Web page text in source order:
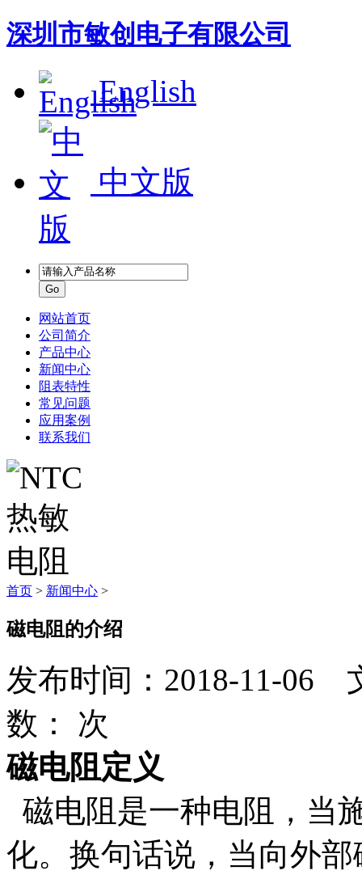
深圳市敏创电子有限公司
English
中文版
网站首页
公司简介
产品中心
新闻中心
阻表特性
常见问题
应用案例
联系我们
首页 > 新闻中心 >
磁电阻的介绍
发布时间：2018-11-06
数： 次
磁电阻定义
磁电阻是一种电阻，当
化。换句话说，当向外